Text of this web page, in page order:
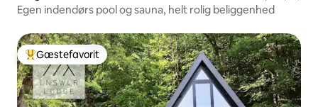
Egen indendørs pool og sauna, helt rolig beliggenhed
Bedste gæstefavorit
Gæstefavorit